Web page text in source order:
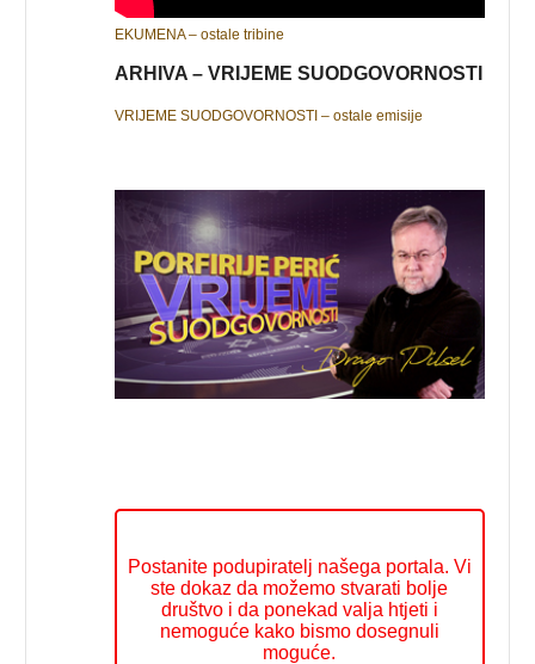
EKUMENA – ostale tribine
ARHIVA – VRIJEME SUODGOVORNOSTI
VRIJEME SUODGOVORNOSTI – ostale emisije
Postanite podupiratelj našega portala. Vi
ste dokaz da možemo stvarati bolje
društvo i da ponekad valja htjeti i
nemoguće kako bismo dosegnuli
moguće.